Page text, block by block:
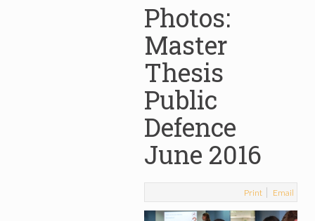
Photos:
Master
Thesis
Public
Defence
June 2016
Print Email